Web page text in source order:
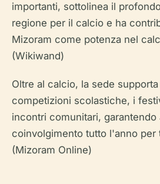
importanti, sottolinea il
regione per il calcio e ha
Mizoram come potenza nel
(Wikiwand)
Oltre al calcio, la sede
competizioni scolastiche, i
incontri comunitari, garantendo
coinvolgimento tutto l'anno
(Mizoram Online)